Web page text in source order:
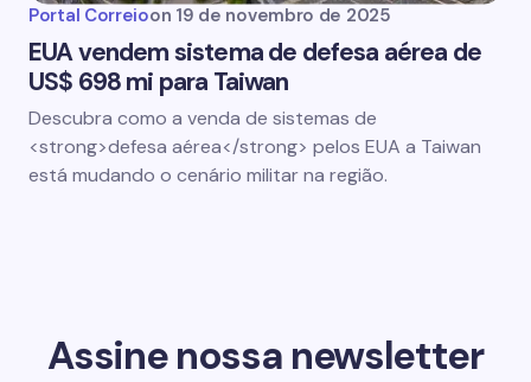
Portal Correioon 19 de novembro de 2025
EUA vendem sistema de defesa aérea de
US$ 698 mi para Taiwan
Descubra como a venda de sistemas de
<strong>defesa aérea</strong> pelos EUA a Taiwan
está mudando o cenário militar na região.
Assine nossa newsletter